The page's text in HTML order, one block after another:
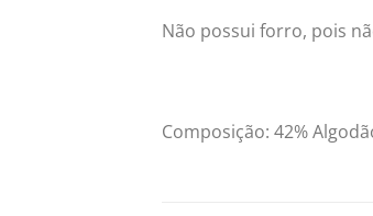
Não possui forro, pois
Composição: 42%